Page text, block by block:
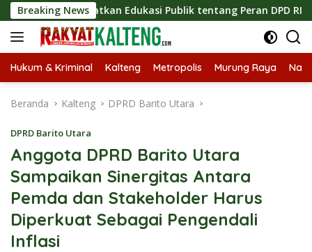
Langsung
ke
konten
Breaking NewsEdukasi Publik tentang Peran DPD RI
Hukum & Kriminal Kalteng Metropolis Murung Raya
Beranda Kalteng DPRD Barito Utara
DPRD Barito Utara
Anggota DPRD Barito Utara
Sampaikan Sinergitas Antara
Pemda dan Stakeholder Harus
Diperkuat Sebagai Pengendali
Inflasi